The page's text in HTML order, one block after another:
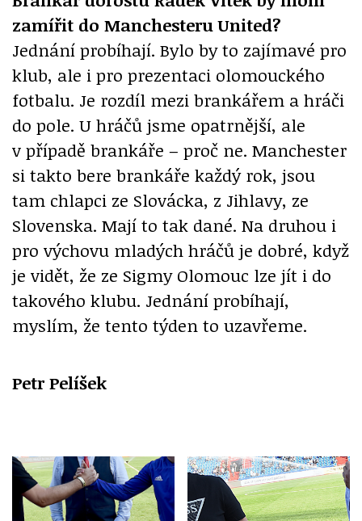
zamířit do Manchesteru United?
Jednání probíhají. Bylo by to zajímavé pro
klub, ale i pro prezentaci olomouckého
fotbalu. Je rozdíl mezi brankářem a hráči
do pole. U hráčů jsme opatrnější, ale
v případě brankáře – proč ne. Manchester
si takto bere brankáře každý rok, jsou
tam chlapci ze Slovácka, z Jihlavy, ze
Slovenska. Mají to tak dané. Na druhou i
pro výchovu mladých hráčů je dobré, když
je vidět, že ze Sigmy Olomouc lze jít i do
takového klubu. Jednání probíhají,
myslím, že tento týden to uzavřeme.
Petr Pelíšek